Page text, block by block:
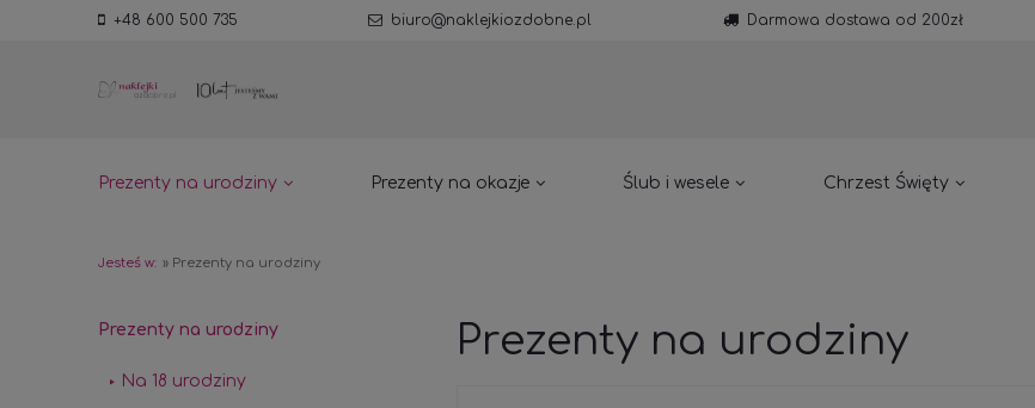
+48 600 500 735 biuro@naklejkiozdobne.pl Darmowa dostawa od 200zł
Prezenty na urodziny Prezenty na okazje Ślub i wesele Chrzest Święty
Jesteś w: » Prezenty na urodziny
Prezenty na urodziny
Na 18 urodziny
Prezenty na urodziny